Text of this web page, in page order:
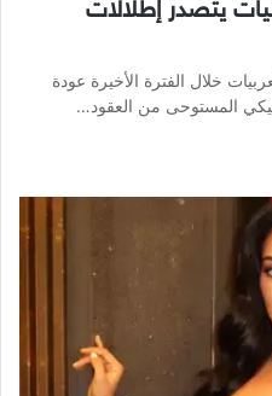
يتصدر إطلالات
خلال الفترة الأخيرة عودة
المستوحى من العقود…